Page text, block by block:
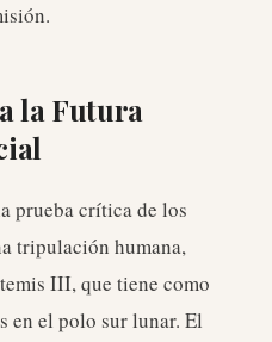
la Futura
prueba crítica de los
tripulación humana,
III, que tiene como
en el polo sur lunar. El